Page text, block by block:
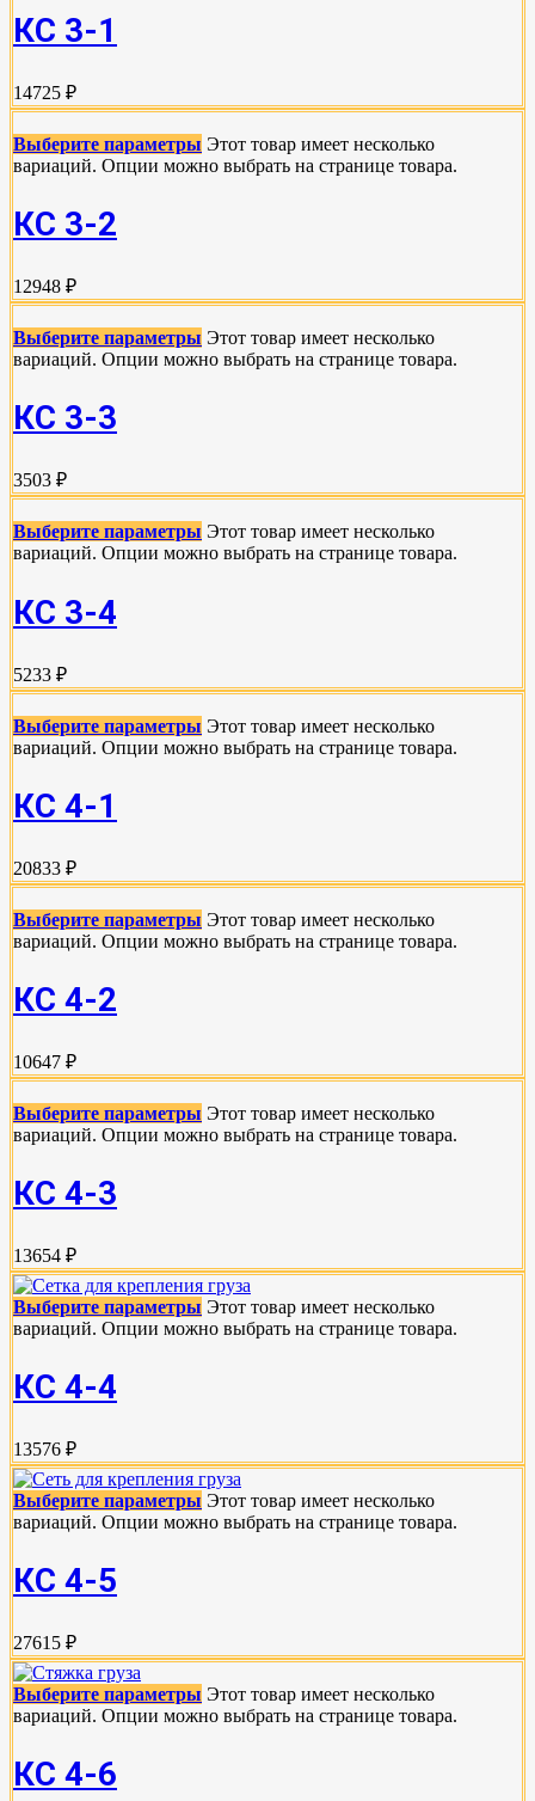
КС 3-1
14725 ₽
Выберите параметры Этот товар имеет несколько
вариаций. Опции можно выбрать на странице товара.
КС 3-2
12948 ₽
Выберите параметры Этот товар имеет несколько
вариаций. Опции можно выбрать на странице товара.
КС 3-3
3503 ₽
Выберите параметры Этот товар имеет несколько
вариаций. Опции можно выбрать на странице товара.
КС 3-4
5233 ₽
Выберите параметры Этот товар имеет несколько
вариаций. Опции можно выбрать на странице товара.
КС 4-1
20833 ₽
Выберите параметры Этот товар имеет несколько
вариаций. Опции можно выбрать на странице товара.
КС 4-2
10647 ₽
Выберите параметры Этот товар имеет несколько
вариаций. Опции можно выбрать на странице товара.
КС 4-3
13654 ₽
Выберите параметры Этот товар имеет несколько
вариаций. Опции можно выбрать на странице товара.
КС 4-4
13576 ₽
Выберите параметры Этот товар имеет несколько
вариаций. Опции можно выбрать на странице товара.
КС 4-5
27615 ₽
Выберите параметры Этот товар имеет несколько
вариаций. Опции можно выбрать на странице товара.
КС 4-6